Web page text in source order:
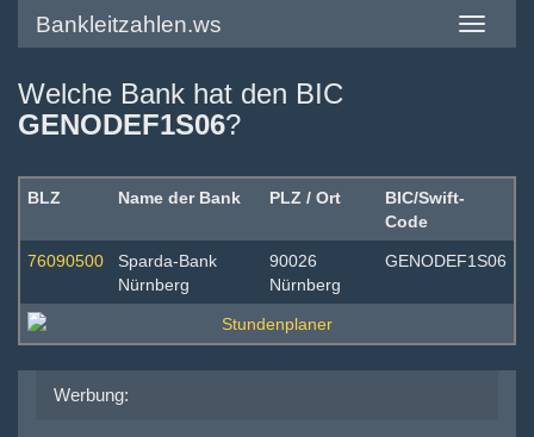
Toggle
Bankleitzahlen.ws
Welche Bank hat den BIC
GENODEF1S06?
BLZ Name der Bank PLZ / Ort
BIC/Swift-
Code
76090500
Sparda-Bank
Nürnberg
90026
Nürnberg
GENODEF1S06
Werbung: